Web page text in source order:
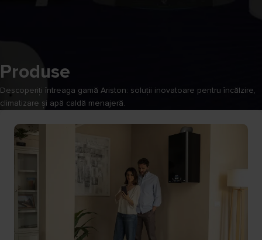
Produse
Descoperiți întreaga gamă Ariston: soluții inovatoare pentru încălzire,
climatizare și apă caldă menajeră.